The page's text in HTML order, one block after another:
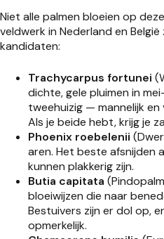
Niet alle palmen bloeien op
veldwerk in Nederland en
kandidaten:
Trachycarpus fortunei
dichte, gele pluimen in
tweehuizig — mannelijk
Als je beide hebt, krijg je
Phoenix roebelenii
aren. Het beste afsnijden
kunnen plakkerig zijn.
Butia capitata
bloeiwijzen die naar
Bestuivers zijn er dol op,
opmerkelijk.